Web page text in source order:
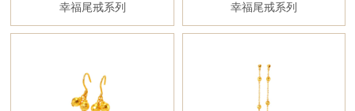
幸福尾戒系列 幸福尾戒系列